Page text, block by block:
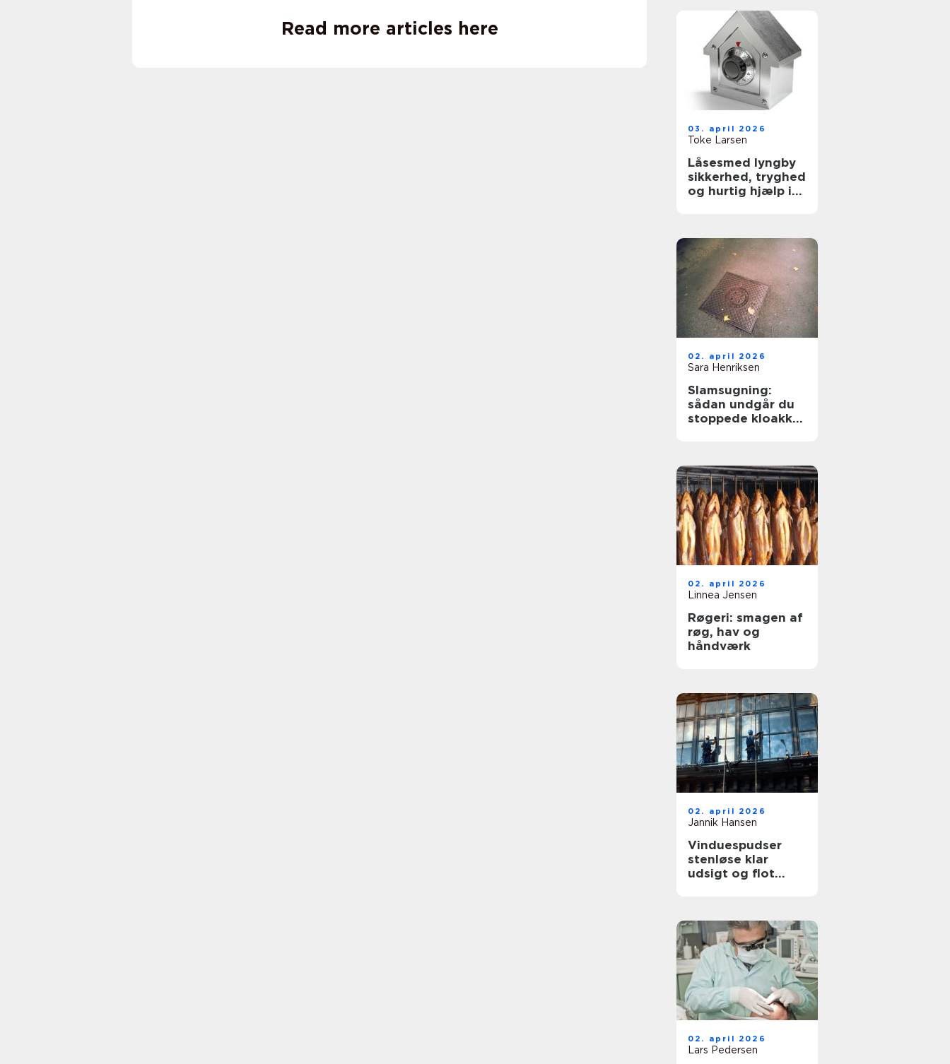
Read more articles here
03. april 2026
Toke Larsen
Låsesmed lyngby
sikkerhed, tryghed
og hurtig hjælp i
02. april 2026
Sara Henriksen
Slamsugning:
sådan undgår du
stoppede kloakker
02. april 2026
Linnea Jensen
Røgeri: smagen af
røg, hav og
håndværk
02. april 2026
Jannik Hansen
Vinduespudser
stenløse klar
udsigt og flot
02. april 2026
Lars Pedersen